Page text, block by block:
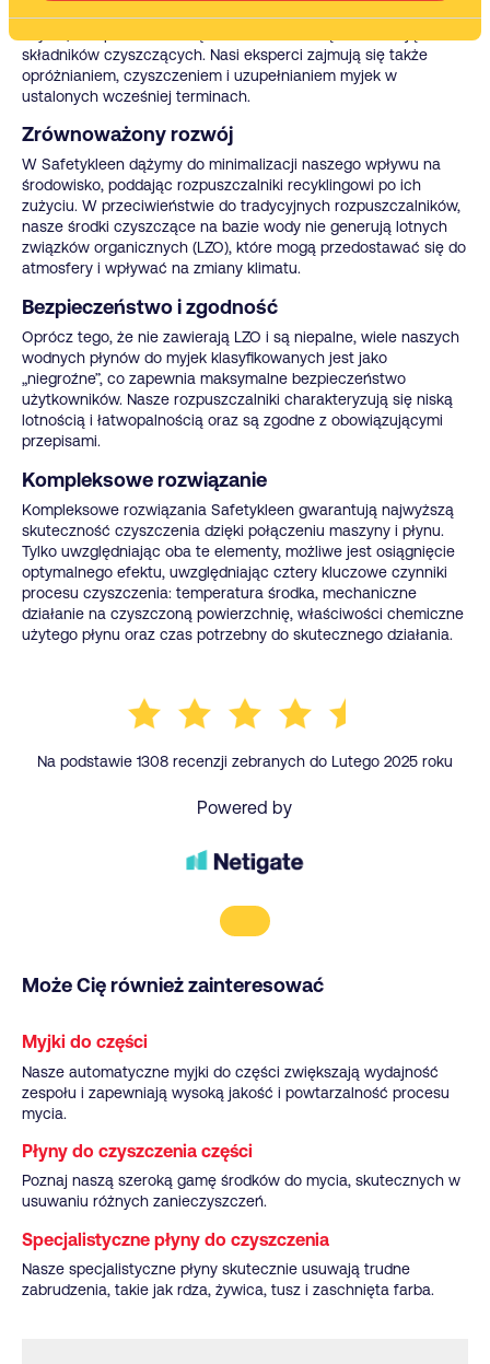
składników czyszczących. Nasi eksperci zajmują się także
opróżnianiem, czyszczeniem i uzupełnianiem myjek w
ustalonych wcześniej terminach.
Zrównoważony rozwój
W Safetykleen dążymy do minimalizacji naszego wpływu na
środowisko, poddając rozpuszczalniki recyklingowi po ich
zużyciu. W przeciwieństwie do tradycyjnych rozpuszczalników,
nasze środki czyszczące na bazie wody nie generują lotnych
związków organicznych (LZO), które mogą przedostawać się do
atmosfery i wpływać na zmiany klimatu.
Bezpieczeństwo i zgodność
Oprócz tego, że nie zawierają LZO i są niepalne, wiele naszych
wodnych płynów do myjek klasyfikowanych jest jako
„niegroźne”, co zapewnia maksymalne bezpieczeństwo
użytkowników. Nasze rozpuszczalniki charakteryzują się niską
lotnością i łatwopalnością oraz są zgodne z obowiązującymi
przepisami.
Kompleksowe rozwiązanie
Kompleksowe rozwiązania Safetykleen gwarantują najwyższą
skuteczność czyszczenia dzięki połączeniu maszyny i płynu.
Tylko uwzględniając oba te elementy, możliwe jest osiągnięcie
optymalnego efektu, uwzględniając cztery kluczowe czynniki
procesu czyszczenia: temperatura środka, mechaniczne
działanie na czyszczoną powierzchnię, właściwości chemiczne
użytego płynu oraz czas potrzebny do skutecznego działania.
Na podstawie 1308 recenzji zebranych do Lutego 2025 roku
Powered by
Może Cię również zainteresować
Myjki do części
Nasze automatyczne myjki do części zwiększają wydajność
zespołu i zapewniają wysoką jakość i powtarzalność procesu
mycia.
Płyny do czyszczenia części
Poznaj naszą szeroką gamę środków do mycia, skutecznych w
usuwaniu różnych zanieczyszczeń.
Specjalistyczne płyny do czyszczenia
Nasze specjalistyczne płyny skutecznie usuwają trudne
zabrudzenia, takie jak rdza, żywica, tusz i zaschnięta farba.